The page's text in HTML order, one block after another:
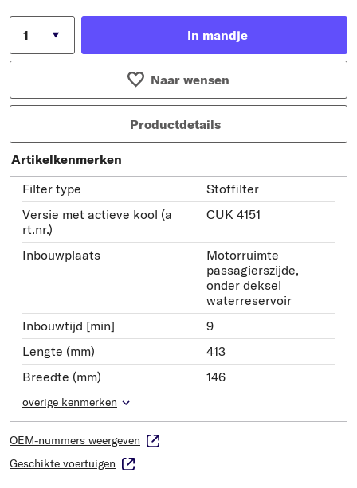
In mandje
Naar wensen
Productdetails
Artikelkenmerken
Filter type
Stoffilter
Versie met actieve kool (a
rt.nr.)
CUK 4151
Inbouwplaats
Motorruimte
passagierszijde,
onder deksel
waterreservoir
Inbouwtijd [min]
9
Lengte (mm)
413
Breedte (mm)
146
overige kenmerken
OEM-nummers weergeven
Geschikte voertuigen